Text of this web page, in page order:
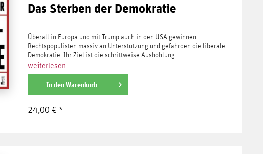
Das Sterben der Demokratie
Überall in Europa und mit Trump auch in den USA gewinnen
Rechtspopulisten massiv an Unterstutzung und gefährden die liberale
Demokratie. Ihr Ziel ist die schrittweise Aushöhlung...
weiterlesen
In denWarenkorb
24,00 € *